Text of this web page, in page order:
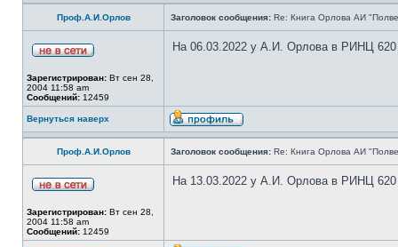
Проф.А.И.Орлов Заголовок сообщения: Re: Книга Орлова АИ
Зарегистрирован: Вт сен 28,
2004 11:58 am
Сообщений: 12459
На 06.03.2022 у А.И. Орлова в РИНЦ 620
Вернуться наверх
Проф.А.И.Орлов Заголовок сообщения: Re: Книга Орлова АИ
Зарегистрирован: Вт сен 28,
2004 11:58 am
Сообщений: 12459
На 13.03.2022 у А.И. Орлова в РИНЦ 620